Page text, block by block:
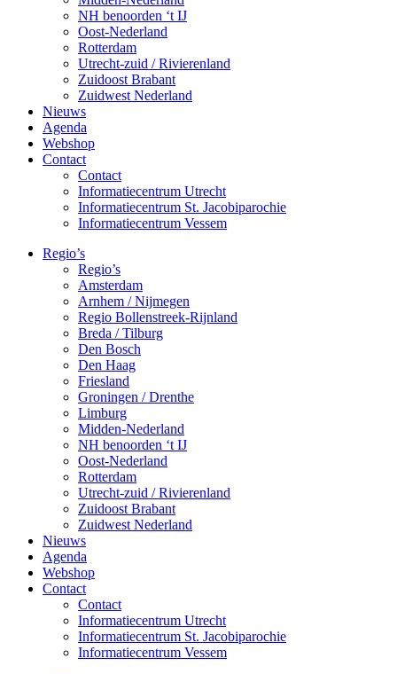
NH benoorden ‘t IJ
Oost-Nederland
Rotterdam
Utrecht-zuid / Rivierenland
Zuidoost Brabant
Zuidwest Nederland
Nieuws
Agenda
Webshop
Contact
Contact
Informatiecentrum Utrecht
Informatiecentrum St. Jacobiparochie
Informatiecentrum Vessem
Regio’s
Regio’s
Amsterdam
Arnhem / Nijmegen
Regio Bollenstreek-Rijnland
Breda / Tilburg
Den Bosch
Den Haag
Friesland
Groningen / Drenthe
Limburg
Midden-Nederland
NH benoorden ‘t IJ
Oost-Nederland
Rotterdam
Utrecht-zuid / Rivierenland
Zuidoost Brabant
Zuidwest Nederland
Nieuws
Agenda
Webshop
Contact
Contact
Informatiecentrum Utrecht
Informatiecentrum St. Jacobiparochie
Informatiecentrum Vessem